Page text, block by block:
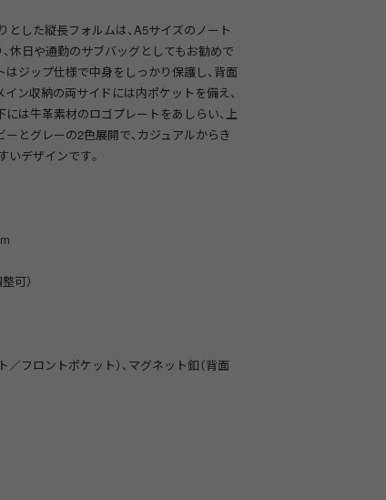
した縦長フォルムは、A5サイズのノート
休日や通勤のサブバッグとしてもお勧めで
ジップ仕様で中身をしっかり保護し、背面
ン収納の両サイドには内ポケットを備え、
は牛革素材のロゴプレートをあしらい、上
とグレーの2色展開で、カジュアルからき
デザインです。
可）
フロントポケット）、マグネット釦（背面